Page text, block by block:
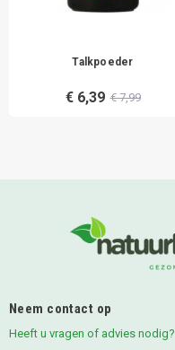
Talkpoeder
€ 6,39 € 7,99
Neem contact op
Heeft u vragen of advies nodig?